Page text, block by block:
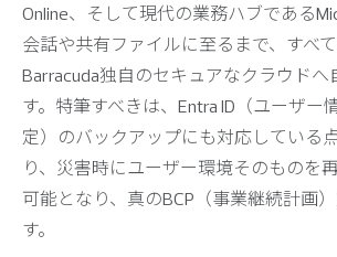
Online、そして現代の業務ハブである
会話や共有ファイルに至るまで、すべ
Barracuda独自のセキュアなクラウドへ
す。特筆すべきは、Entra ID（ユーザー
定）のバックアップにも対応している
り、災害時にユーザー環境そのものを
可能となり、真のBCP（事業継続計画
す。